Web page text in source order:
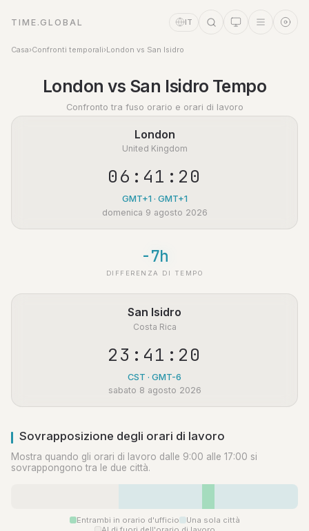
TIME.GLOBAL IT
Casa›Confronti temporali›London vs San Isidro
London vs San Isidro Tempo
Confronto tra fuso orario e orari di lavoro
London
United Kingdom
06:41:21
GMT+1 · GMT+1
domenica 9 agosto 2026
-7h
DIFFERENZA DI TEMPO
San Isidro
Costa Rica
23:41:21
CST · GMT-6
sabato 8 agosto 2026
Sovrapposizione degli orari di lavoro
Mostra quando gli orari di lavoro dalle 9:00 alle 17:00 si
sovrappongono tra le due città.
Entrambi in orario d'ufficio
Una sola città
Assistente a tempo
Online